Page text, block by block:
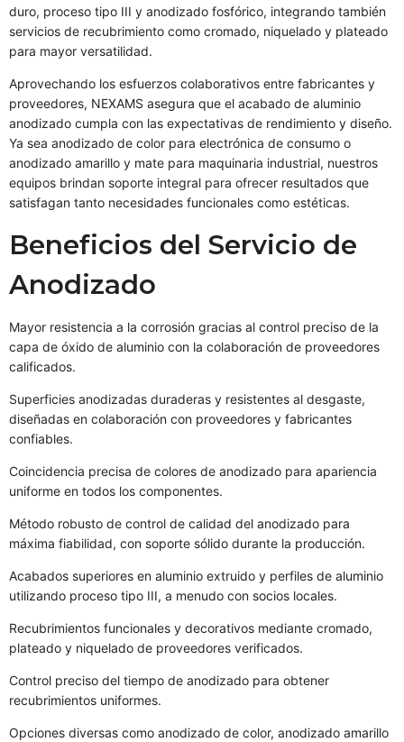
duro, proceso tipo III y anodizado fosfórico, integrando también
servicios de recubrimiento como cromado, niquelado y plateado
para mayor versatilidad.
Aprovechando los esfuerzos colaborativos entre fabricantes y
proveedores, NEXAMS asegura que el acabado de aluminio
anodizado cumpla con las expectativas de rendimiento y diseño.
Ya sea anodizado de color para electrónica de consumo o
anodizado amarillo y mate para maquinaria industrial, nuestros
equipos brindan soporte integral para ofrecer resultados que
satisfagan tanto necesidades funcionales como estéticas.
Beneficios del Servicio de
Anodizado
Mayor resistencia a la corrosión gracias al control preciso de la
capa de óxido de aluminio con la colaboración de proveedores
calificados.
Superficies anodizadas duraderas y resistentes al desgaste,
diseñadas en colaboración con proveedores y fabricantes
confiables.
Coincidencia precisa de colores de anodizado para apariencia
uniforme en todos los componentes.
Método robusto de control de calidad del anodizado para
máxima fiabilidad, con soporte sólido durante la producción.
Acabados superiores en aluminio extruido y perfiles de aluminio
utilizando proceso tipo III, a menudo con socios locales.
Recubrimientos funcionales y decorativos mediante cromado,
plateado y niquelado de proveedores verificados.
Control preciso del tiempo de anodizado para obtener
recubrimientos uniformes.
Opciones diversas como anodizado de color, anodizado amarillo